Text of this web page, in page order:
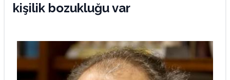
kişilik bozukluğu var